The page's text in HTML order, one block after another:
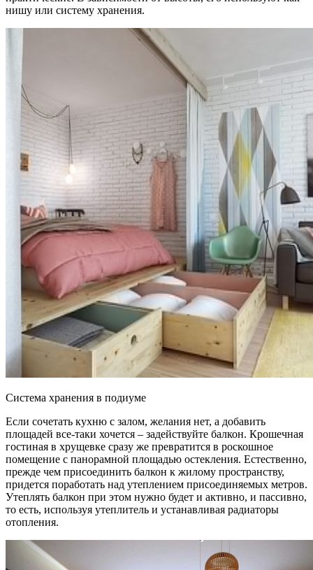
нишу или систему хранения.
Система хранения в подиуме
Если сочетать кухню с залом, желания нет, а добавить
площадей все-таки хочется – задействуйте балкон. Крошечная
гостиная в хрущевке сразу же превратится в роскошное
помещение с панорамной площадью остекления. Естественно,
прежде чем присоединить балкон к жилому пространству,
придется поработать над утеплением присоединяемых метров.
Утеплять балкон при этом нужно будет и активно, и пассивно,
то есть, используя утеплитель и устанавливая радиаторы
отопления.